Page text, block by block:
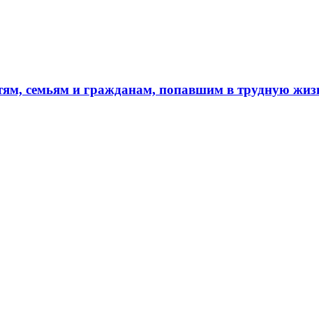
семьям и гражданам, попавшим в трудную